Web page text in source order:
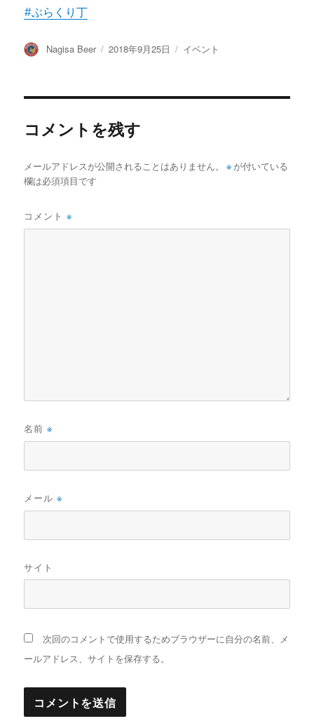
#ぶらくり丁
投
Nagisa Beer
投
2018年9月25日
カ
イベント
コメントを残す
メールアドレスが公開されることはありません。 ※ が付いている
欄は必須項目です
コメント※
名前※
メール※
サイト
次回のコメントで使用するためブラウザーに自分の名前、メ
ールアドレス、サイトを保存する。